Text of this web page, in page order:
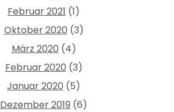
Februar 2021 (1)
Oktober 2020 (3)
März 2020 (4)
Februar 2020 (3)
Januar 2020 (5)
Dezember 2019 (6)